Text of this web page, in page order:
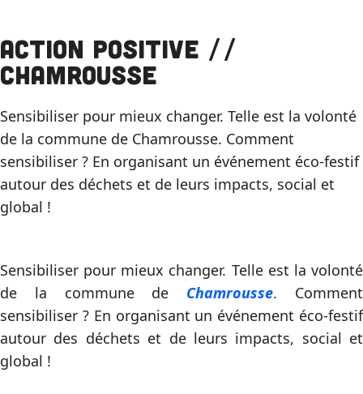
Action Positive //
Chamrousse
Sensibiliser pour mieux changer. Telle est la volonté
de la commune de Chamrousse. Comment
sensibiliser ? En organisant un événement éco-festif
autour des déchets et de leurs impacts, social et
global !
Sensibiliser pour mieux changer. Telle est la volonté
de la commune de Chamrousse. Comment
sensibiliser ? En organisant un événement éco-festif
autour des déchets et de leurs impacts, social et
global !